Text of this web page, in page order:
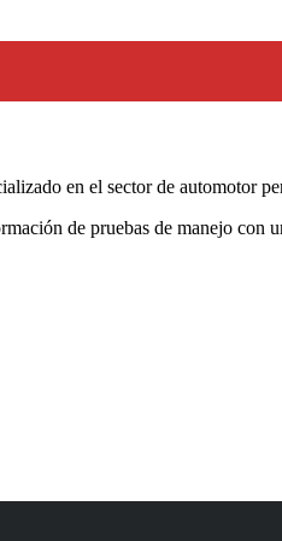
en el sector de automotor
de pruebas de manejo